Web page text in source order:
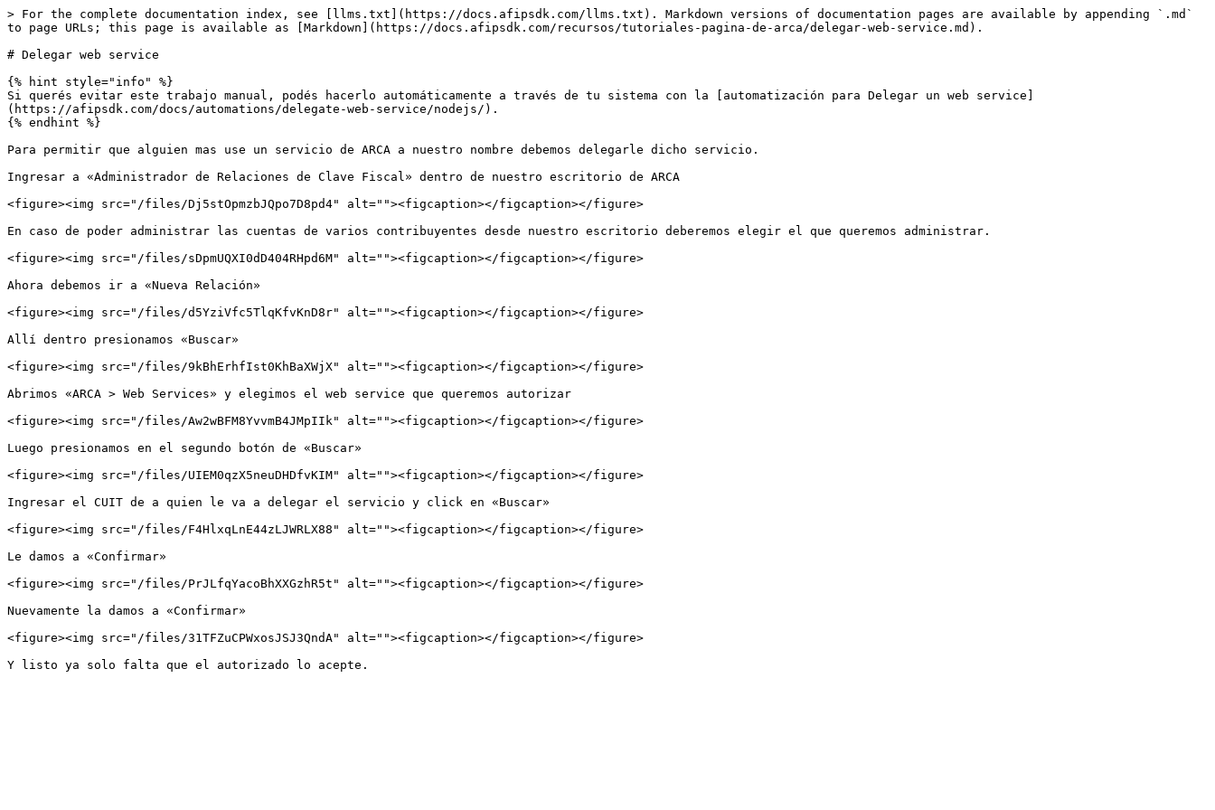
> For the complete documentation index, see [llms.txt](https://docs.afipsdk.com/llms.txt). Markdown versions of documentation pages are available by appending `.md`
to page URLs; this page is available as [Markdown](https://docs.afipsdk.com/recursos/tutoriales-pagina-de-arca/delegar-web-service.md).
# Delegar web service
{% hint style="info" %}
Si querés evitar este trabajo manual, podés hacerlo automáticamente a través de tu sistema con la [automatización para Delegar un web service]
(https://afipsdk.com/docs/automations/delegate-web-service/nodejs/).
{% endhint %}
Para permitir que alguien mas use un servicio de ARCA a nuestro nombre debemos delegarle dicho servicio.
Ingresar a «Administrador de Relaciones de Clave Fiscal» dentro de nuestro escritorio de ARCA
<figure><img src="/files/Dj5stOpmzbJQpo7D8pd4" alt=""><figcaption></figcaption></figure>
En caso de poder administrar las cuentas de varios contribuyentes desde nuestro escritorio deberemos elegir el que queremos administrar.
<figure><img src="/files/sDpmUQXI0dD404RHpd6M" alt=""><figcaption></figcaption></figure>
Ahora debemos ir a «Nueva Relación»
<figure><img src="/files/d5YziVfc5TlqKfvKnD8r" alt=""><figcaption></figcaption></figure>
Allí dentro presionamos «Buscar»
<figure><img src="/files/9kBhErhfIst0KhBaXWjX" alt=""><figcaption></figcaption></figure>
Abrimos «ARCA > Web Services» y elegimos el web service que queremos autorizar
<figure><img src="/files/Aw2wBFM8YvvmB4JMpIIk" alt=""><figcaption></figcaption></figure>
Luego presionamos en el segundo botón de «Buscar»
<figure><img src="/files/UIEM0qzX5neuDHDfvKIM" alt=""><figcaption></figcaption></figure>
Ingresar el CUIT de a quien le va a delegar el servicio y click en «Buscar»
<figure><img src="/files/F4HlxqLnE44zLJWRLX88" alt=""><figcaption></figcaption></figure>
Le damos a «Confirmar»
<figure><img src="/files/PrJLfqYacoBhXXGzhR5t" alt=""><figcaption></figcaption></figure>
Nuevamente la damos a «Confirmar»
<figure><img src="/files/31TFZuCPWxosJSJ3QndA" alt=""><figcaption></figcaption></figure>